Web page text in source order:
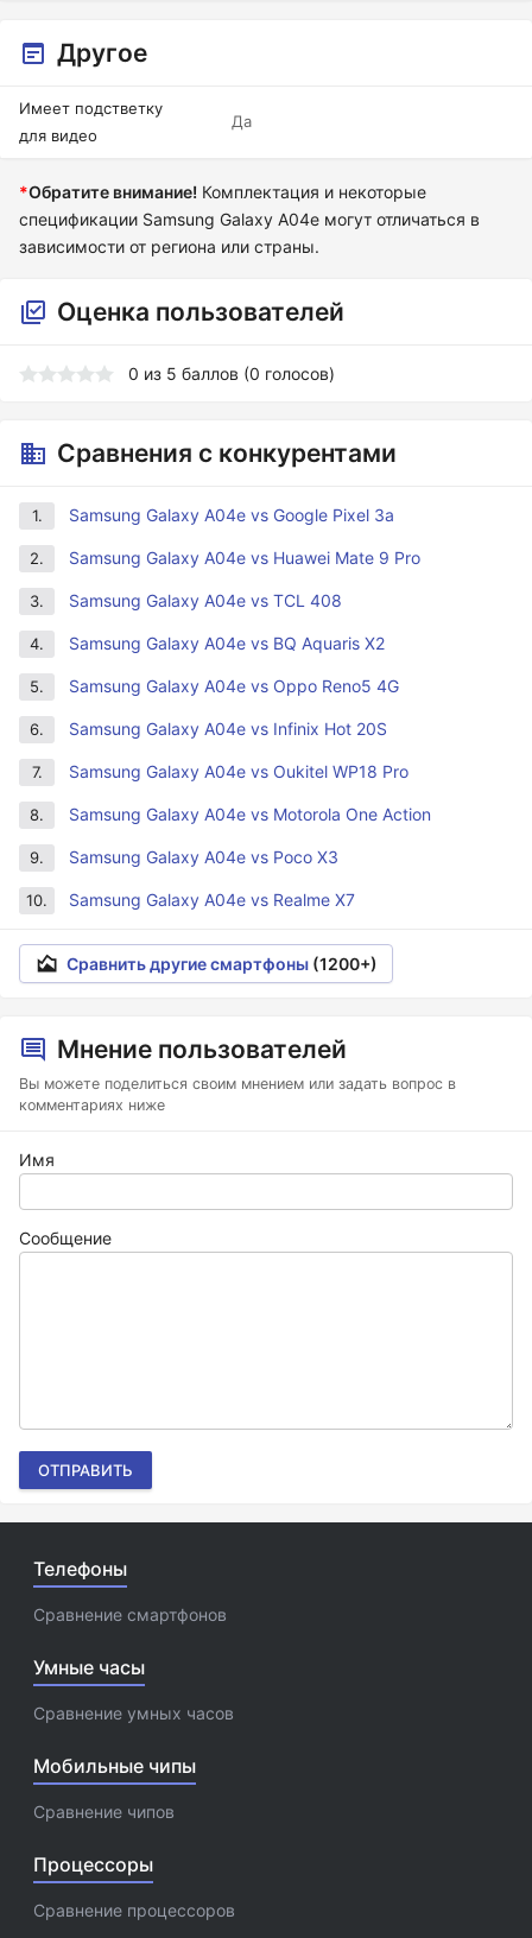
Другое
Имеет подстветку
для видео
Да
*Обратите внимание! Комплектация и некоторые
спецификации Samsung Galaxy A04e могут отличаться в
зависимости от региона или страны.
Оценка пользователей
0 из 5 баллов (0 голосов)
Сравнения с конкурентами
1. Samsung Galaxy A04e vs Google Pixel 3a
2. Samsung Galaxy A04e vs Huawei Mate 9 Pro
3. Samsung Galaxy A04e vs TCL 408
4. Samsung Galaxy A04e vs BQ Aquaris X2
5. Samsung Galaxy A04e vs Oppo Reno5 4G
6. Samsung Galaxy A04e vs Infinix Hot 20S
7. Samsung Galaxy A04e vs Oukitel WP18 Pro
8. Samsung Galaxy A04e vs Motorola One Action
9. Samsung Galaxy A04e vs Poco X3
10. Samsung Galaxy A04e vs Realme X7
Сравнить другие смартфоны (1200+)
Мнение пользователей
Вы можете поделиться своим мнением или задать вопрос в
комментариях ниже
Имя
Сообщение
ОТПРАВИТЬ
Телефоны
Сравнение смартфонов
Умные часы
Сравнение умных часов
Мобильные чипы
Сравнение чипов
Процессоры
Сравнение процессоров